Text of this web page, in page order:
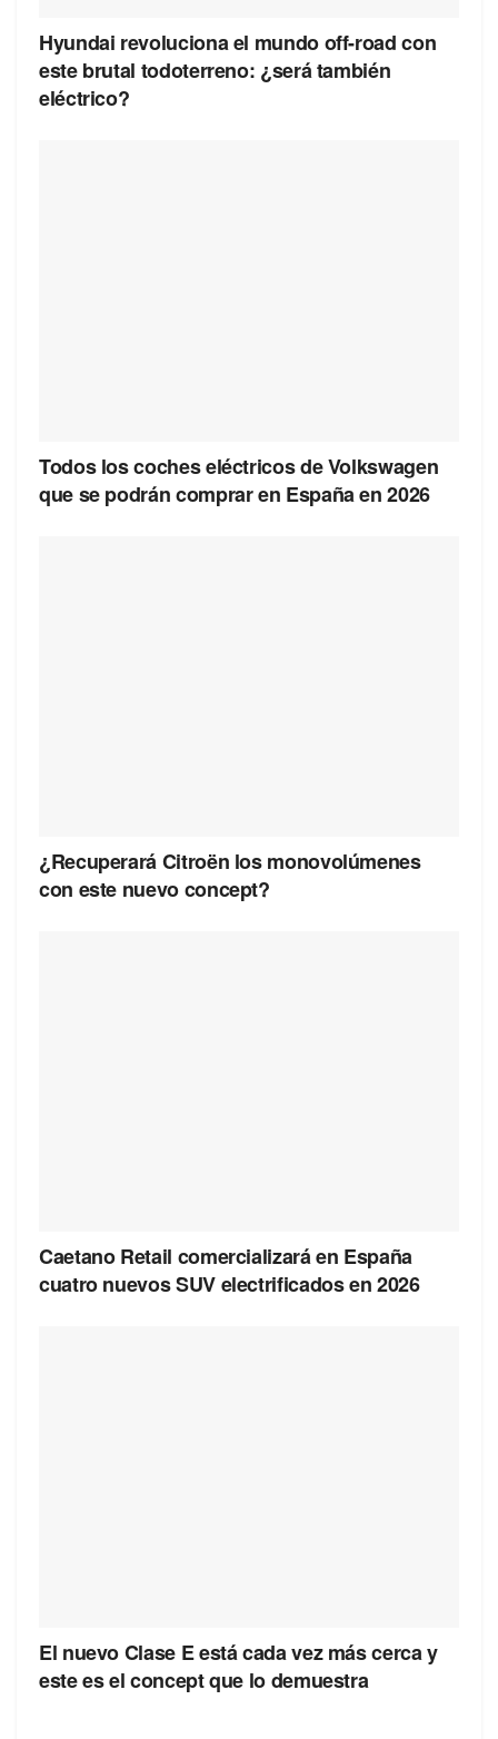
Hyundai revoluciona el mundo off-road con
este brutal todoterreno: ¿será también
eléctrico?
Todos los coches eléctricos de Volkswagen
que se podrán comprar en España en 2026
¿Recuperará Citroën los monovolúmenes
con este nuevo concept?
Caetano Retail comercializará en España
cuatro nuevos SUV electrificados en 2026
El nuevo Clase E está cada vez más cerca y
este es el concept que lo demuestra